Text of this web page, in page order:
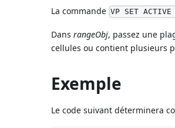
La commande VP SET ACTIVE
DansrangeObj, passez une
cellules ou contient plusieurs
Exemple
Le code suivant déterminera